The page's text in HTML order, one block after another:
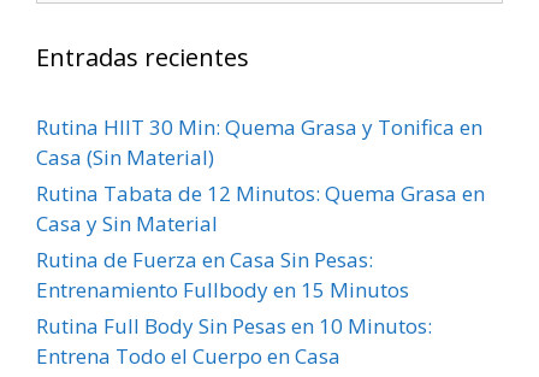
Entradas recientes
Rutina HIIT 30 Min: Quema Grasa y Tonifica en
Casa (Sin Material)
Rutina Tabata de 12 Minutos: Quema Grasa en
Casa y Sin Material
Rutina de Fuerza en Casa Sin Pesas:
Entrenamiento Fullbody en 15 Minutos
Rutina Full Body Sin Pesas en 10 Minutos:
Entrena Todo el Cuerpo en Casa